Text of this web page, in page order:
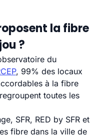
la fibre
?
du
, 99% des locaux
à la fibre
toutes les
SFR, RED by SFR et
fibre dans la ville de